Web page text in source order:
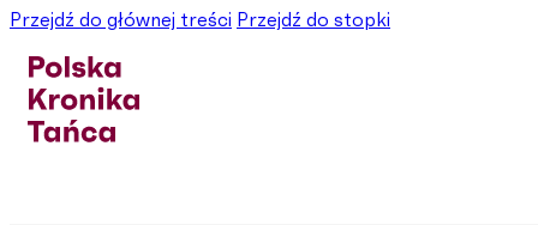
Przejdź do głównej treści Przejdź do stopki